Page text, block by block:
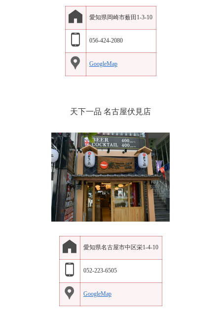
愛知県岡崎市薮田1-3-10
056-424-2080
GoogleMap
天下一品 名古屋伏見店
愛知県名古屋市中区栄1-4-10
052-223-6505
GoogleMap